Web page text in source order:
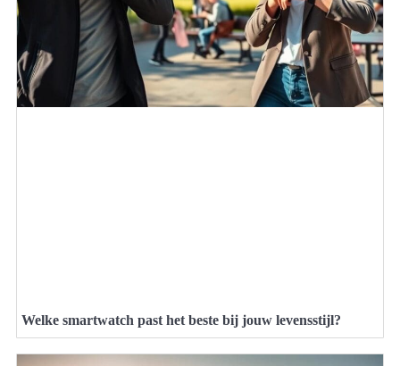
Welke smartwatch past het beste bij jouw levensstijl?